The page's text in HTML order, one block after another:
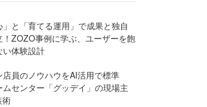
」と「育てる運用」で成果と独自
！ZOZO事例に学ぶ、ユーザーを飽
い体験設計
店員のノウハウをAI活用で標準
ムセンター「グッデイ」の現場主
術